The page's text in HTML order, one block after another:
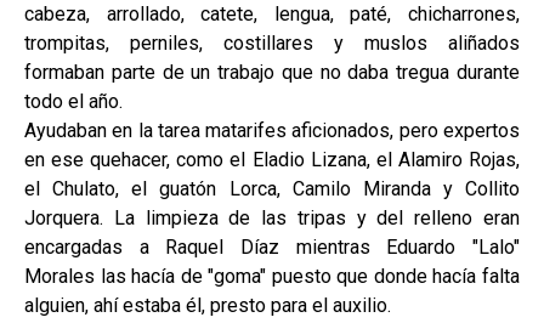
cabeza, arrollado, catete, lengua, paté, chicharrones,
trompitas, perniles, costillares y muslos aliñados
formaban parte de un trabajo que no daba tregua durante
todo el año.
Ayudaban en la tarea matarifes aficionados, pero expertos
en ese quehacer, como el Eladio Lizana, el Alamiro Rojas,
el Chulato, el guatón Lorca, Camilo Miranda y Collito
Jorquera. La limpieza de las tripas y del relleno eran
encargadas a Raquel Díaz mientras Eduardo "Lalo"
Morales las hacía de "goma" puesto que donde hacía falta
alguien, ahí estaba él, presto para el auxilio.